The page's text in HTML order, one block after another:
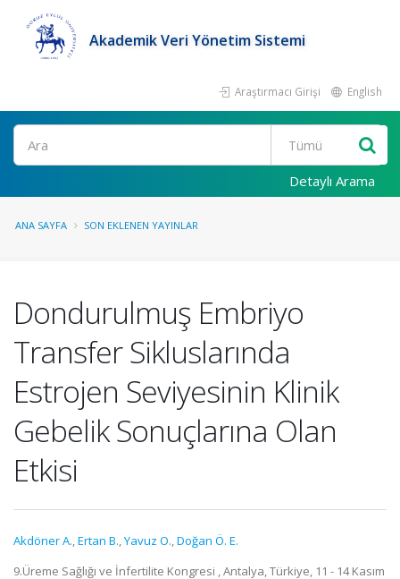
Akademik Veri Yönetim Sistemi
Araştırmacı Girişi English
Ara
Detaylı Arama
ANA SAYFA SON EKLENEN YAYINLAR
Dondurulmuş Embriyo
Transfer Sikluslarında
Estrojen Seviyesinin Klinik
Gebelik Sonuçlarına Olan
Etkisi
Akdöner A.,Ertan B.,Yavuz O.,Doğan Ö. E.
9.Üreme Sağlığı ve İnfertilite Kongresi , Antalya, Türkiye, 11 - 14 Kasım